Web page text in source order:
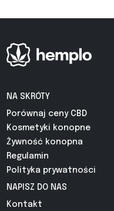
NA SKRÓTY
Porównaj ceny CBD
Kosmetyki konopne
Żywność konopna
Regulamin
Polityka prywatności
NAPISZ DO NAS
Kontakt